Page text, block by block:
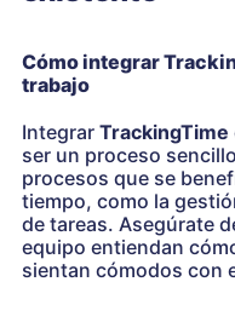
Cómo integrar
trabajo
Integrar TrackingTime
ser un proceso
procesos que se
tiempo, como la
de tareas. Asegúrate
equipo entiendan
sientan cómodos con